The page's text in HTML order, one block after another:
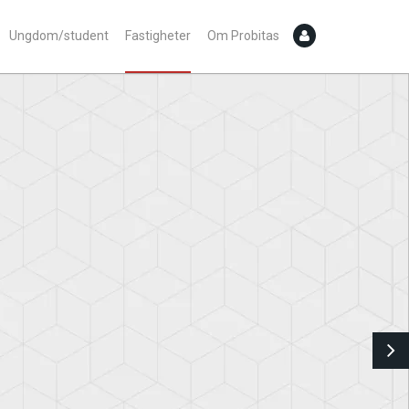
Ungdom/student Fastigheter Om Probitas